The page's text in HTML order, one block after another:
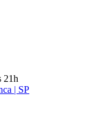
21h
| SP